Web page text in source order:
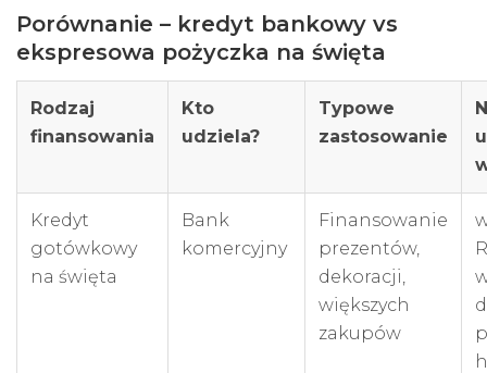
Porównanie – kredyt bankowy vs
ekspresowa pożyczka na święta
Rodzaj
finansowania
Kto
udziela?
Typowe
zastosowanie
Kredyt
gotówkowy
na święta
Bank
komercyjny
Finansowanie
prezentów,
dekoracji,
większych
zakupów